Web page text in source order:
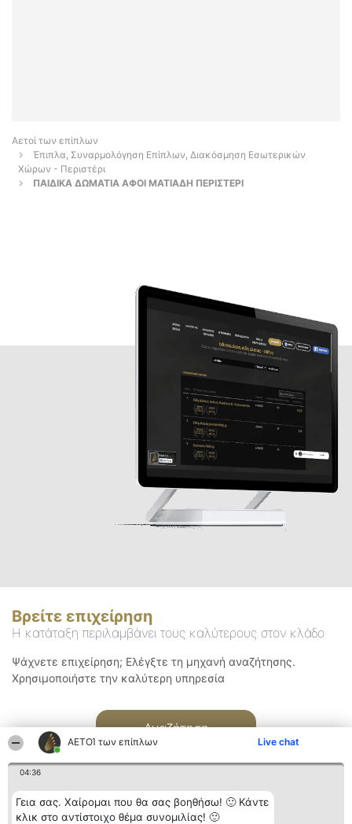
ΑΕΤΟΊ των επίπλων Live chat
04:36
Γεια σας. Χαίρομαι που θα σας βοηθήσω! 🙂 Κάντε
κλικ στο αντίστοιχο θέμα συνομιλίας! 🙂
Αετοί των επίπλων
Έπιπλα, Συναρμολόγηση Επίπλων, Διακόσμηση Εσωτερικών
Χώρων - Περιστέρι
ΠΑΙΔΙΚΑ ΔΩΜΑΤΙΑ ΑΦΟΙ ΜΑΤΙΑΔΗ ΠΕΡΙΣΤΕΡΙ
Βρείτε επιχείρηση
Η κατάταξη περιλαμβάνει τους καλύτερους στον κλάδο
Ψάχνετε επιχείρηση; Ελέγξτε τη μηχανή αναζήτησης.
Χρησιμοποιήστε την καλύτερη υπηρεσία
Αναζήτηση